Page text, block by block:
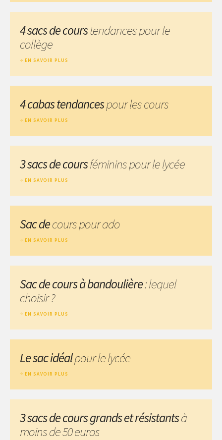
4 sacs de courstendances pour le
collège
EN SAVOIR PLUS
4 cabas tendancespour les cours
EN SAVOIR PLUS
3 sacs de coursféminins pour le lycée
EN SAVOIR PLUS
Sac decours pour ado
EN SAVOIR PLUS
Sac de cours à bandoulière: lequel
choisir ?
EN SAVOIR PLUS
Le sac idéalpour le lycée
EN SAVOIR PLUS
3 sacs de cours grands et résistantsà
moins de 50 euros